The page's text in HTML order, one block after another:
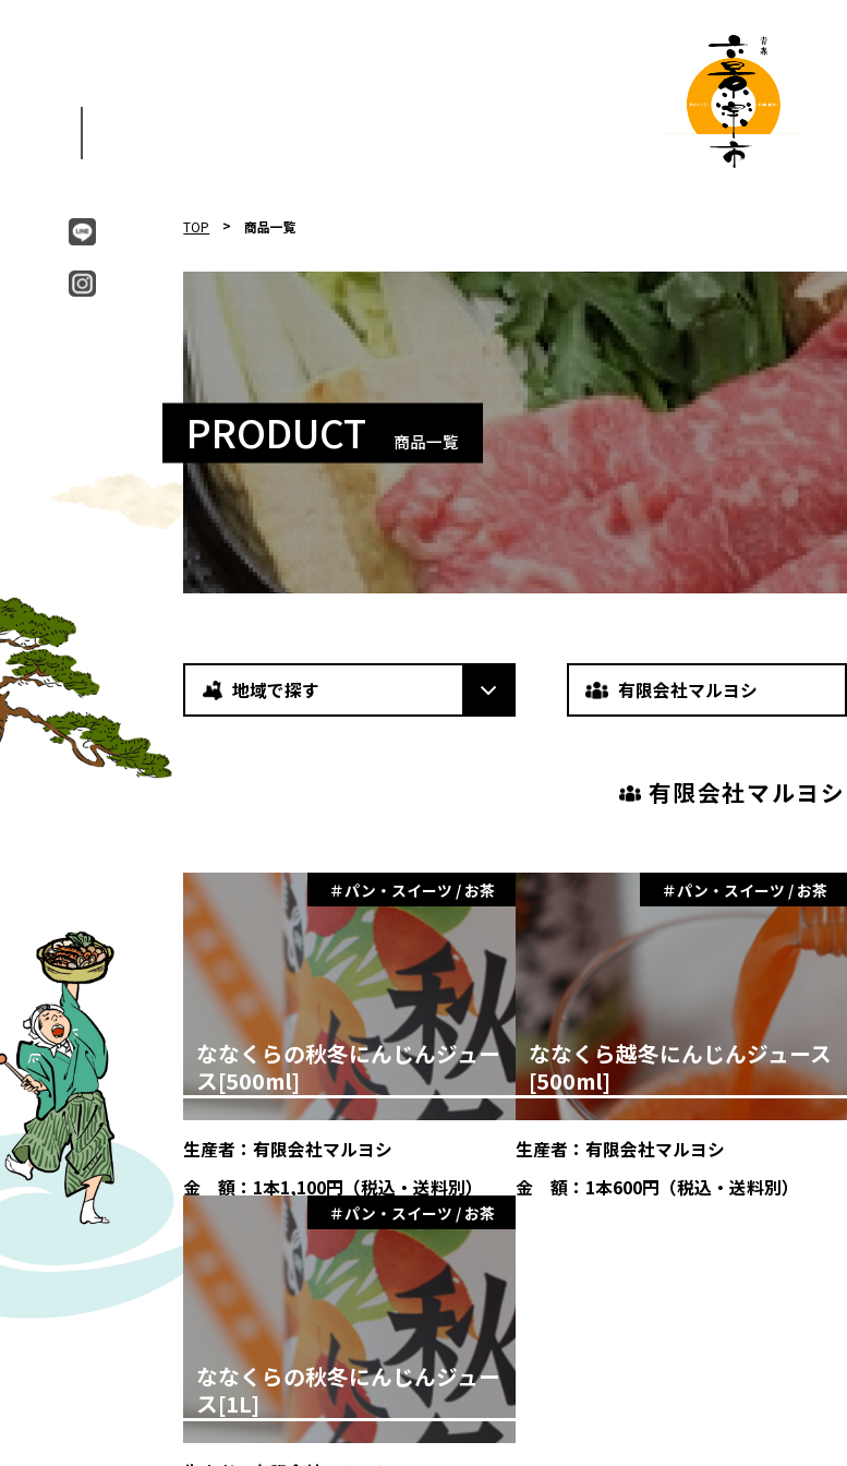
TOP 商品一覧
PRODUCT 商品一覧
地域で探す 有限会社マルヨシ
有限会社マルヨシ
パン・スイーツ / お茶
ななくらの秋冬にんじんジュー
ス[500ml]
生産者：有限会社マルヨシ
金 額： 1本1,100円（税込・送料別）
パン・スイーツ / お茶
ななくら越冬にんじんジュース
[500ml]
生産者：有限会社マルヨシ
金 額： 1本600円（税込・送料別）
パン・スイーツ / お茶
ななくらの秋冬にんじんジュー
ス[1L]